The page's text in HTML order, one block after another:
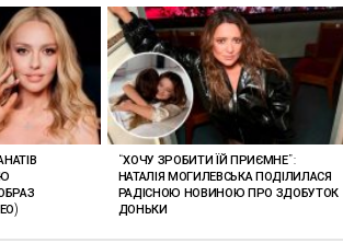
“ХОЧУ ЗРОБИТИ ЇЙ ПРИЄМНЕ”:
НАТАЛІЯ МОГИЛЕВСЬКА ПОДІЛИЛАСЯ
РАДІСНОЮ НОВИНОЮ ПРО ЗДОБУТОК
ДОНЬКИ